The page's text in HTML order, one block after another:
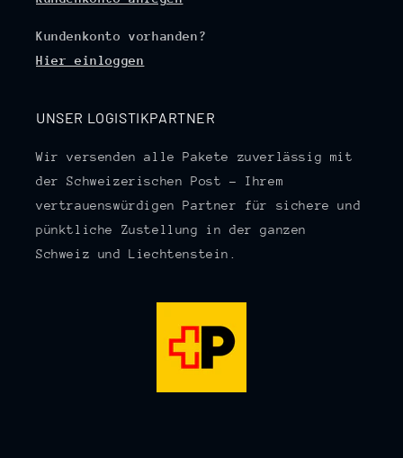
Kundenkonto vorhanden?
Hier einloggen
UNSER LOGISTIKPARTNER
Wir versenden alle Pakete zuverlässig mit
der Schweizerischen Post – Ihrem
vertrauenswürdigen Partner für sichere und
pünktliche Zustellung in der ganzen
Schweiz und Liechtenstein.